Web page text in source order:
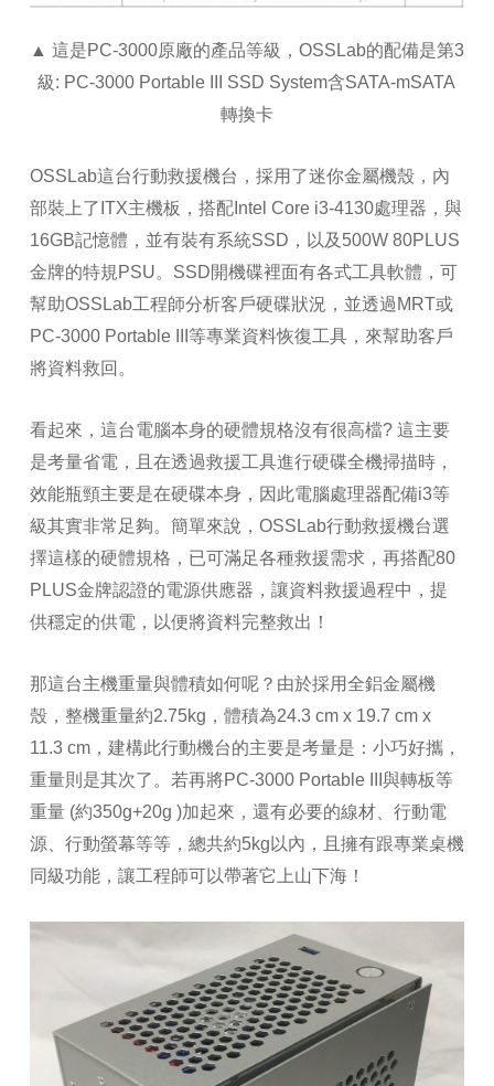
▲ 這是PC-3000原廠的產品等級，OSSLab的配備是第3
級: PC-3000 Portable III SSD System含SATA-mSATA
轉換卡
OSSLab這台行動救援機台，採用了迷你金屬機殼，內
部裝上了ITX主機板，搭配Intel Core i3-4130處理器，與
16GB記憶體，並有裝有系統SSD，以及500W 80PLUS
金牌的特規PSU。SSD開機碟裡面有各式工具軟體，可
幫助OSSLab工程師分析客戶硬碟狀況，並透過MRT或
PC-3000 Portable III等專業資料恢復工具，來幫助客戶
將資料救回。
看起來，這台電腦本身的硬體規格沒有很高檔? 這主要
是考量省電，且在透過救援工具進行硬碟全機掃描時，
效能瓶頸主要是在硬碟本身，因此電腦處理器配備i3等
級其實非常足夠。簡單來說，OSSLab行動救援機台選
擇這樣的硬體規格，已可滿足各種救援需求，再搭配80
PLUS金牌認證的電源供應器，讓資料救援過程中，提
供穩定的供電，以便將資料完整救出！
那這台主機重量與體積如何呢？由於採用全鋁金屬機
殼，整機重量約2.75kg，體積為24.3 cm x 19.7 cm x
11.3 cm，建構此行動機台的主要是考量是：小巧好攜，
重量則是其次了。若再將PC-3000 Portable III與轉板等
重量 (約350g+20g )加起來，還有必要的線材、行動電
源、行動螢幕等等，總共約5kg以內，且擁有跟專業桌機
同級功能，讓工程師可以帶著它上山下海！